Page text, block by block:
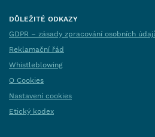
DŮLEŽITÉ ODKAZY
GDPR – zásady zpracování osobních
Reklamační řád
Whistleblowing
O Cookies
Nastavení cookies
Etický kodex